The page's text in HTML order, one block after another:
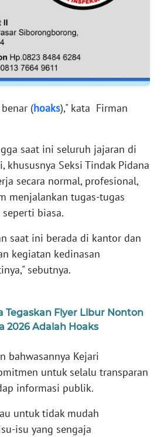
(hoaks)," kata Firman
saat ini seluruh jajaran di
khususnya Seksi Tindak Pidana
secara normal, profesional,
menjalankan tugas-tugas
biasa.
saat ini berada di kantor dan
kegiatan kedinasan
sebutnya.
Tegaskan Flyer Libur Nonton
2026 Adalah Hoaks
bahwasannya Kejari
untuk selalu transparan
informasi publik.
untuk tidak mudah
isu yang sengaja